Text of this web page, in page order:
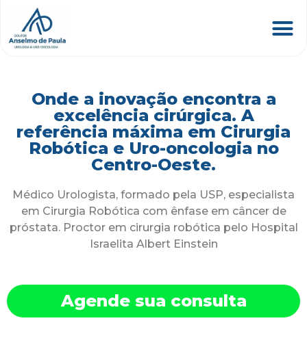
Onde a inovação encontra a
excelência cirúrgica. A
referência máxima em Cirurgia
Robótica e Uro-oncologia no
Centro-Oeste.
Médico Urologista, formado pela USP, especialista
em Cirurgia Robótica com ênfase em câncer de
próstata. Proctor em cirurgia robótica pelo Hospital
Israelita Albert Einstein
Agende sua consulta